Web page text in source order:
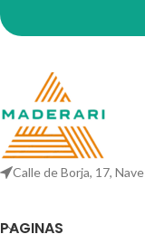
Calle de Borja, 17,
PAGINAS